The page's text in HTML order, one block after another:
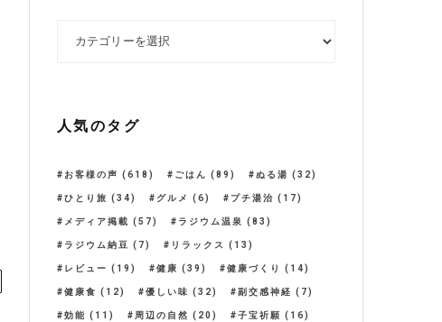
人気のタグ
お客様の声 (618) ごはん (89) ぬる湯 (32)
ひとり旅 (34) グルメ (6) プチ湯治 (17)
メディア掲載 (57) ラジウム温泉 (83)
ラジウム納豆 (7) リラックス (13)
レビュー (19) 健康 (39) 健康づくり (14)
健康食 (12) 優しい味 (32) 副交感神経 (7)
効能 (11) 周辺の自然 (20) 子宝祈願 (16)